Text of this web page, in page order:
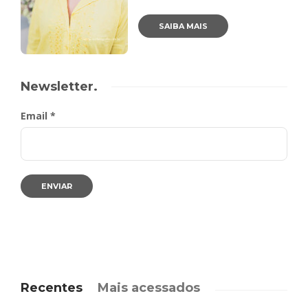
SAIBA MAIS
Newsletter.
Email *
Recentes Mais acessados